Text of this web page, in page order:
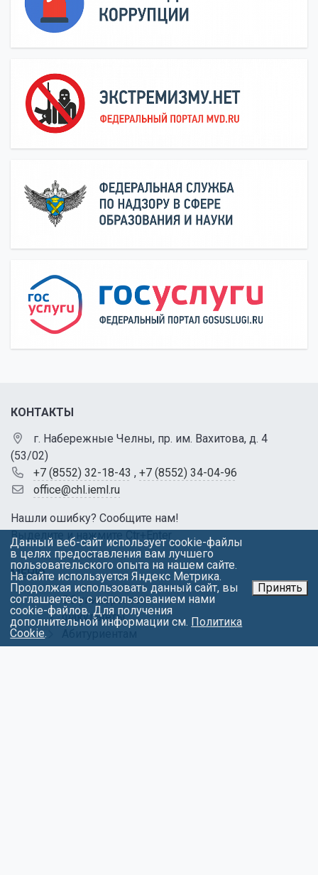
КОНТАКТЫ
г. Набережные Челны, пр. им. Вахитова, д. 4
(53/02)
+7 (8552) 32-18-43 , +7 (8552) 34-04-96
office@chl.ieml.ru
Нашли ошибку? Сообщите нам!
Выделите и нажмите Ctr+Enter
МЕНЮ
Об университете
Факультеты
Данный веб-сайт использует cookie-файлы
в целях предоставления вам лучшего
пользовательского опыта на нашем сайте.
На сайте используется Яндекс Метрика.
Продолжая использовать данный сайт, вы
соглашаетесь с использованием нами
cookie-файлов. Для получения
дополнительной информации см. Политика
Cookie.
Принять